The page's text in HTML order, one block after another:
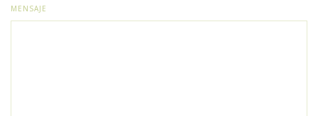
MENSAJE